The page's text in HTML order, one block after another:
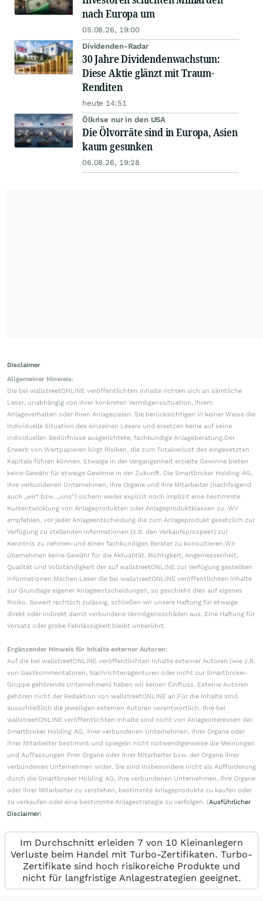
nach Europa um
05.08.26, 19:00
Dividenden-Radar
30 Jahre Dividendenwachstum:
Diese Aktie glänzt mit Traum-
Renditen
heute 14:51
Ölkrise nur in den USA
Die Ölvorräte sind in Europa, Asien
kaum gesunken
06.08.26, 19:28
Disclaimer
Allgemeiner Hinweis:
Die bei wallstreetONLINE veröffentlichten Inhalte richten sich an sämtliche
Leser, unabhängig von ihrer konkreten Vermögenssituation, ihrem
Anlageverhalten oder ihren Anlagezielen. Sie berücksichtigen in keiner Weise die
individuelle Situation des einzelnen Lesers und ersetzen keine auf seine
individuellen Bedürfnisse ausgerichtete, fachkundige Anlageberatung.Der
Erwerb von Wertpapieren birgt Risiken, die zum Totalverlust des eingesetzten
Kapitals führen können. Etwaige in der Vergangenheit erzielte Gewinne bieten
keine Gewähr für etwaige Gewinne in der Zukunft. Die Smartbroker Holding AG,
ihre verbundenen Unternehmen, ihre Organe und ihre Mitarbeiter (nachfolgend
auch „wir“ bzw. „uns“) sichern weder explizit noch implizit eine bestimmte
Kursentwicklung von Anlageprodukten oder Anlageproduktklassen zu. Wir
empfehlen, vor jeder Anlageentscheidung die zum Anlageprodukt gesetzlich zur
Verfügung zu stellenden Informationen (z.B. den Verkaufsprospekt) zur
Kenntnis zu nehmen und einen fachkundigen Berater zu konsultieren.Wir
übernehmen keine Gewähr für die Aktualität, Richtigkeit, Angemessenheit,
Qualität und Vollständigkeit der auf wallstreetONLINE zur Verfügung gestellten
Informationen.Machen Leser die bei wallstreetONLINE veröffentlichten Inhalte
zur Grundlage eigener Anlageentscheidungen, so geschieht dies auf eigenes
Risiko. Soweit rechtlich zulässig, schließen wir unsere Haftung für etwaige
direkt oder indirekt damit verbundene Vermögensschäden aus. Eine Haftung für
Vorsatz oder grobe Fahrlässigkeit bleibt unberührt.
Ergänzender Hinweis für Inhalte externer Autoren:
Auf die bei wallstreetONLINE veröffentlichten Inhalte externer Autoren (wie z.B.
von Gastkommentatoren, Nachrichtenagenturen oder nicht zur Smartbroker-
Gruppe gehörende Unternehmen) haben wir keinen Einfluss. Externe Autoren
gehören nicht der Redaktion von wallstreetONLINE an.Für die Inhalte sind
ausschließlich die jeweiligen externen Autoren verantwortlich. Ihre bei
wallstreetONLINE veröffentlichten Inhalte sind nicht von Anlageinteressen der
Smartbroker Holding AG, ihrer verbundenen Unternehmen, ihrer Organe oder
ihrer Mitarbeiter bestimmt und spiegeln nicht notwendigerweise die Meinungen
und Auffassungen ihrer Organe oder ihrer Mitarbeiter bzw. der Organe ihrer
verbundenen Unternehmen wider. Sie sind insbesondere nicht als Aufforderung
durch die Smartbroker Holding AG, ihre verbundenen Unternehmen, ihre Organe
oder ihrer Mitarbeiter zu verstehen, bestimmte Anlageprodukte zu kaufen oder
zu verkaufen oder eine bestimmte Anlagestrategie zu verfolgen. (Ausführlicher
Disclaimer)
Im Durchschnitt erleiden 7 von 10 Kleinanlegern
Verluste beim Handel mit Turbo-Zertifikaten. Turbo-
Zertifikate sind hoch risikoreiche Produkte und
nicht für langfristige Anlagestrategien geeignet.